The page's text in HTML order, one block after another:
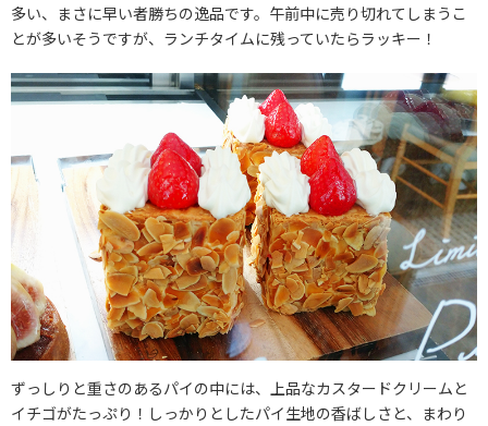
多い、まさに早い者勝ちの逸品です。午前中に売り切れてしまうこ
とが多いそうですが、ランチタイムに残っていたらラッキー！
ずっしりと重さのあるパイの中には、上品なカスタードクリームと
イチゴがたっぷり！しっかりとしたパイ生地の香ばしさと、まわり